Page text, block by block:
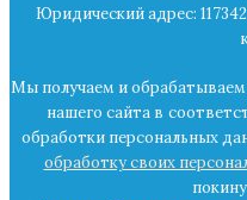
Юридический адрес:
Мы получаем и
нашего сайта в
обработки персональных
обработку своих